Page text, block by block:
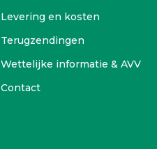
Levering en kosten
Terugzendingen
Wettelijke informatie & AVV
Contact